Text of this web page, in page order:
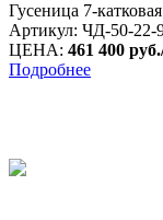
Гусеница 7-
Артикул: ЧД-50-22-
ЦЕНА: 461 400
Подробнее